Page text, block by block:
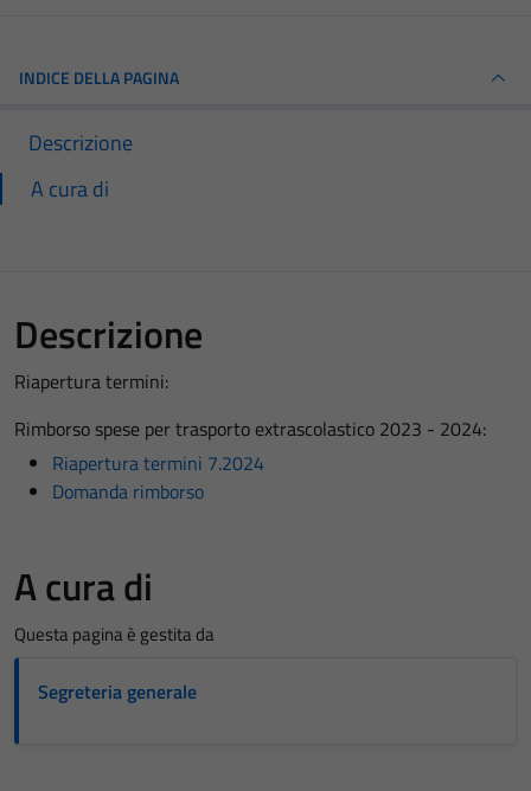
INDICE DELLA PAGINA
Descrizione
A cura di
Descrizione
Riapertura termini:
Rimborso spese per trasporto extrascolastico 2023 - 2024:
Riapertura termini 7.2024
Domanda rimborso
A cura di
Questa pagina è gestita da
Segreteria generale